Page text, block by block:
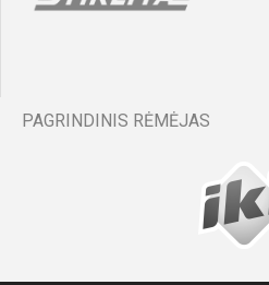
PAGRINDINIS RĖMĖJAS